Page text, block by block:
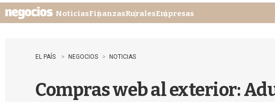
u
NoticiasFinanzasRuralesEmpresas
EL PAÍS NEGOCIOS NOTICIAS
Compras web al exterior: